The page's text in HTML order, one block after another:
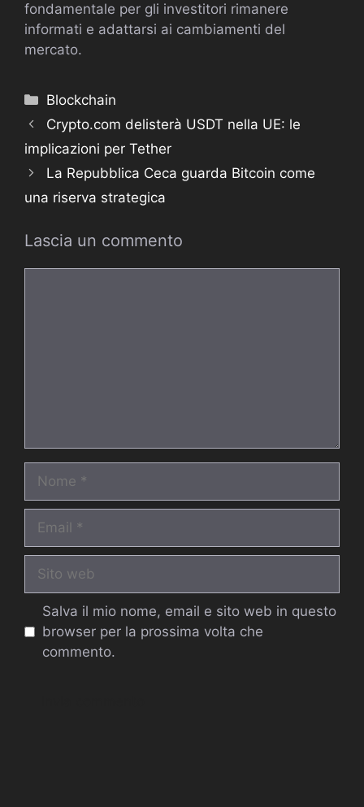
fondamentale per gli investitori rimanere
informati e adattarsi ai cambiamenti del
mercato.
Categorie
Blockchain
Crypto.com delisterà USDT nella UE: le
implicazioni per Tether
La Repubblica Ceca guarda Bitcoin come
una riserva strategica
Lascia un commento
web
Salva il mio nome, email e sito web in questo
browser per la prossima volta che
commento.